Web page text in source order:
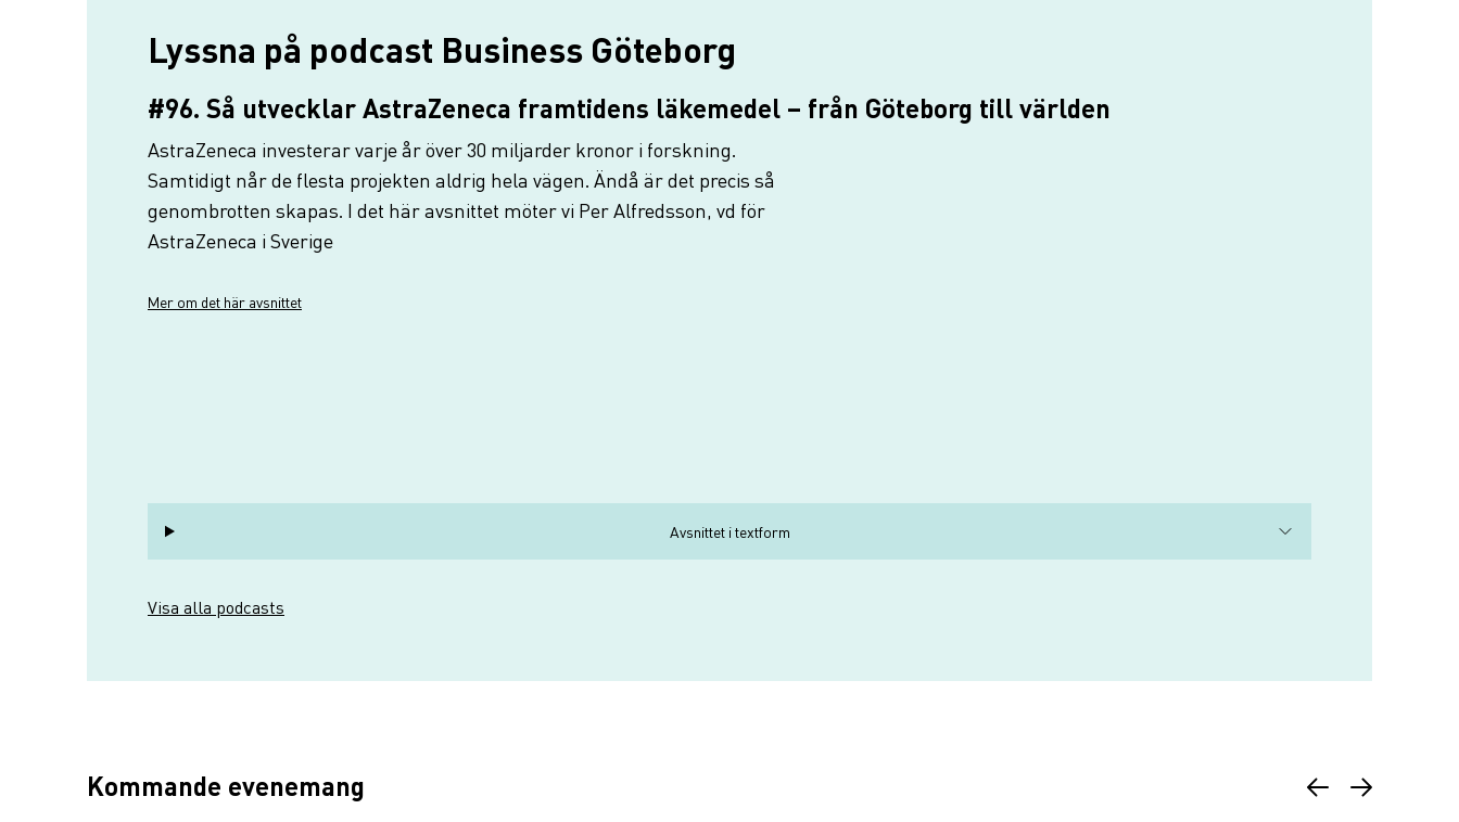
Lyssna på podcast Business Göteborg
#96. Så utvecklar AstraZeneca framtidens läkemedel – från Göteborg till världen
AstraZeneca investerar varje år över 30 miljarder kronor i forskning.
Samtidigt når de flesta projekten aldrig hela vägen. Ändå är det precis så
genombrotten skapas. I det här avsnittet möter vi Per Alfredsson, vd för
AstraZeneca i Sverige
Mer om det här avsnittet
Avsnittet i textform
Visa alla podcasts
Kommande evenemang